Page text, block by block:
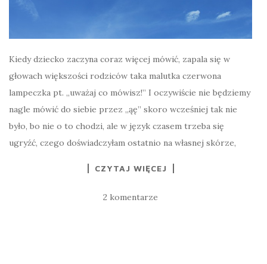
Kiedy dziecko zaczyna coraz więcej mówić, zapala się w
głowach większości rodziców taka malutka czerwona
lampeczka pt. „uważaj co mówisz!” I oczywiście nie będziemy
nagle mówić do siebie przez „ąę” skoro wcześniej tak nie
było, bo nie o to chodzi, ale w język czasem trzeba się
ugryźć, czego doświadczyłam ostatnio na własnej skórze,
CZYTAJ WIĘCEJ
2 komentarze